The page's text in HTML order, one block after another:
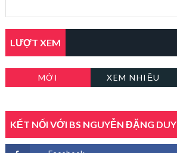
LƯỢT XEM
MỚI XEM NHIỀU
KẾT NỐI VỚI BS NGUYỄN ĐẶNG DUY